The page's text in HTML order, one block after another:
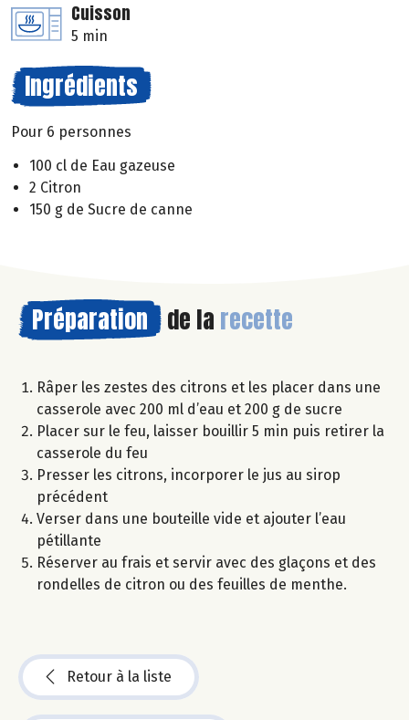
Cuisson
5 min
Ingrédients
Pour 6 personnes
100 cl de Eau gazeuse
2 Citron
150 g de Sucre de canne
Préparation de la recette
Râper les zestes des citrons et les placer dans une
casserole avec 200 ml d’eau et 200 g de sucre
Placer sur le feu, laisser bouillir 5 min puis retirer la
casserole du feu
Presser les citrons, incorporer le jus au sirop
précédent
Verser dans une bouteille vide et ajouter l’eau
pétillante
Réserver au frais et servir avec des glaçons et des
rondelles de citron ou des feuilles de menthe.
Retour à la liste